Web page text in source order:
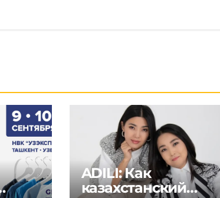
ADILI: Как
казахстанский